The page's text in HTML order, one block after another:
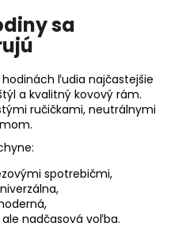
sa
ľudia najčastejšie
a kvalitný kovový rám.
ručičkami, neutrálnymi
spotrebičmi,
nadčasová voľba.